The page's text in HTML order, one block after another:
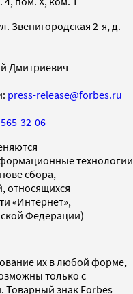
Звенигородская 2-я, д.
Дмитриевич
press-release@forbes.ru
32-06
технологии
сбора,
относящихся
«Интернет»,
Федерации)
их в любой форме,
только с
Товарный знак Forbes